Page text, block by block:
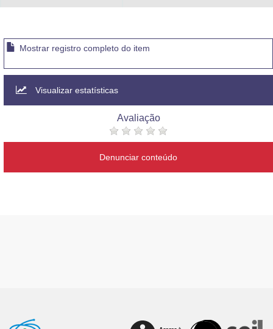
Mostrar registro completo do item
Visualizar estatísticas
Avaliação
Denunciar conteúdo